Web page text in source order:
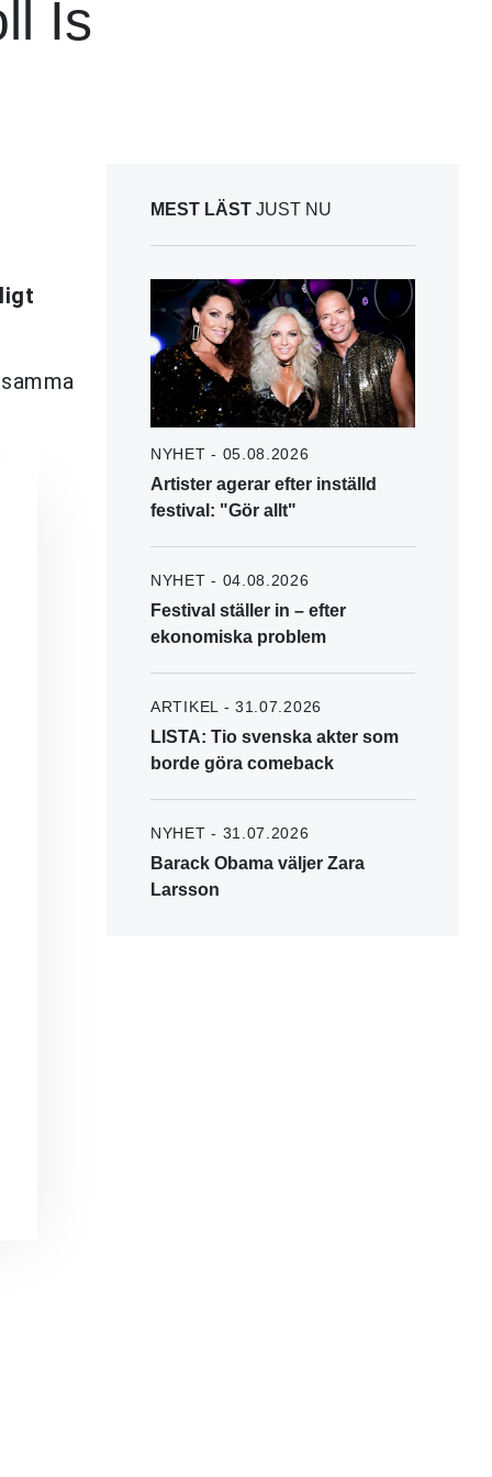
Is
MEST LÄST JUST NU
NYHET - 05.08.2026
Artister agerar efter inställd
festival: "Gör allt"
NYHET - 04.08.2026
Festival ställer in – efter
ekonomiska problem
ARTIKEL - 31.07.2026
LISTA: Tio svenska akter som
borde göra comeback
NYHET - 31.07.2026
Barack Obama väljer Zara
Larsson